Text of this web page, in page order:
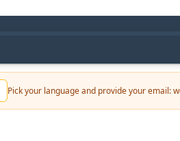
Pick your language and provide your email: